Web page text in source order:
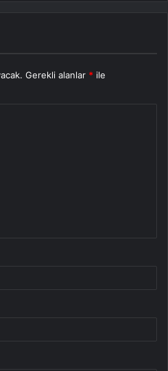
Gerekli alanlar * ile